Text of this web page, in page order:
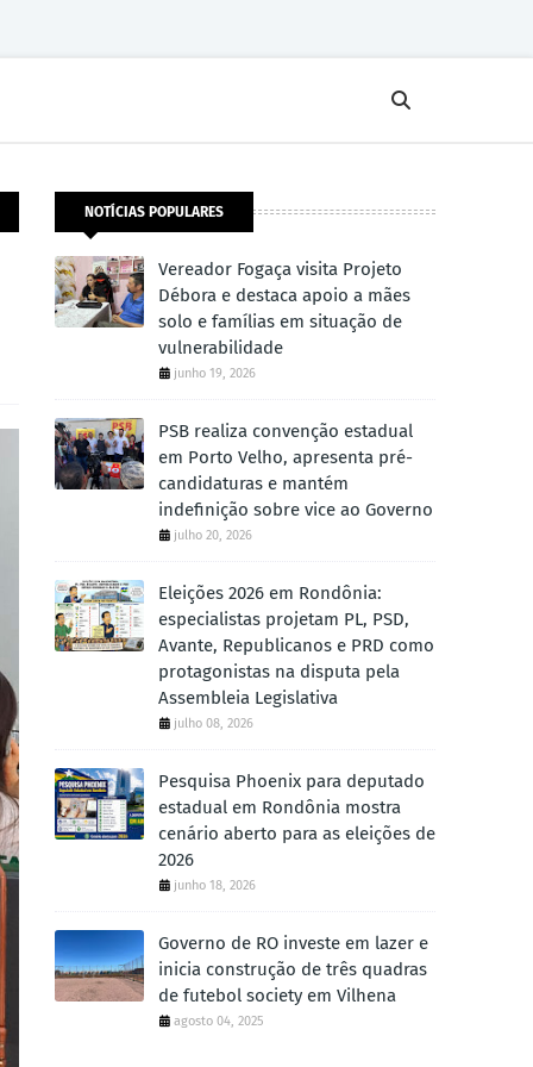
NOTÍCIAS POPULARES
Vereador Fogaça visita Projeto
Débora e destaca apoio a mães
solo e famílias em situação de
vulnerabilidade
junho 19, 2026
PSB realiza convenção estadual
em Porto Velho, apresenta pré-
candidaturas e mantém
indefinição sobre vice ao Governo
julho 20, 2026
Eleições 2026 em Rondônia:
especialistas projetam PL, PSD,
Avante, Republicanos e PRD como
protagonistas na disputa pela
Assembleia Legislativa
julho 08, 2026
Pesquisa Phoenix para deputado
estadual em Rondônia mostra
cenário aberto para as eleições de
2026
junho 18, 2026
Governo de RO investe em lazer e
inicia construção de três quadras
de futebol society em Vilhena
agosto 04, 2025